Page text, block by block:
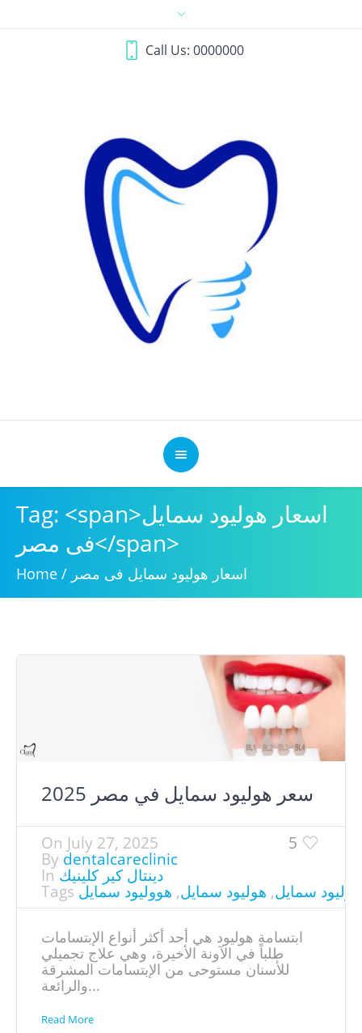
Call Us: 0000000
Tag: <span>اسعار هوليود سمايل
فى مصر</span>
Home / اسعار هوليود سمايل فى مصر
سعر هوليود سمايل في مصر​ 2025
5
On July 27, 2025
By dentalcareclinic
In دينتال كير كلينيك
Tags سمايل, هوليود سمايل, هووليود سمايل
ابتسامة هوليود هي أحد أكثر أنواع الإبتسامات
طلباً في الآونة الأخيرة، وهي علاج تجميلي
للأسنان مستوحى من الإبتسامات المشرقة
والرائعة...
Read More